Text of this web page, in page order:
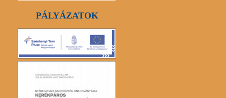
PÁLYÁZATOK